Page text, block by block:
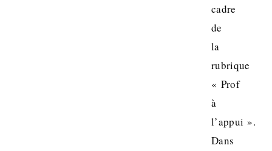
cadre
de
la
rubrique
« Prof
à
l’appui ».
Dans